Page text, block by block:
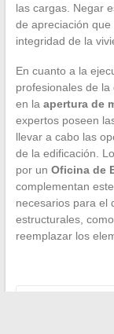
las cargas. Negar
de apreciación
integridad de la
En cuanto a la
profesionales de
en la apertura de
expertos poseen
llevar a cabo las
de la edificación.
por un Oficina de
complementan
necesarios para el
estructurales,
reemplazar los